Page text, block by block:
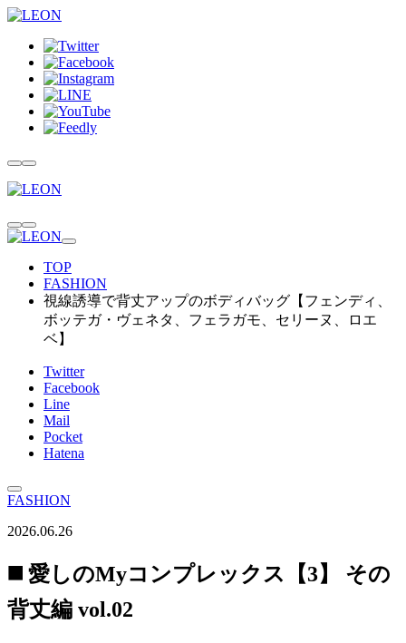
TOP
FASHION
視線誘導で背丈アップのボディバッグ【フェンディ、
ボッテガ・ヴェネタ、フェラガモ、セリーヌ、ロエ
ベ】
Twitter
Facebook
Line
Mail
Pocket
Hatena
FASHION
2026.06.26
◼️ 愛しのMyコンプレックス【3】 その
背丈編 vol.02